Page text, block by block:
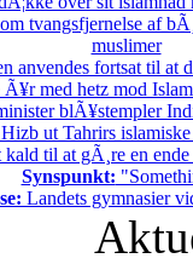
tvangsfjernelse af
muslimer
anvendes fortsat til at
med hetz mod
blÃ¥stempler
ut Tahrirs
kald til at gÃ¸re en
Synspunkt:
Landets gymnasier